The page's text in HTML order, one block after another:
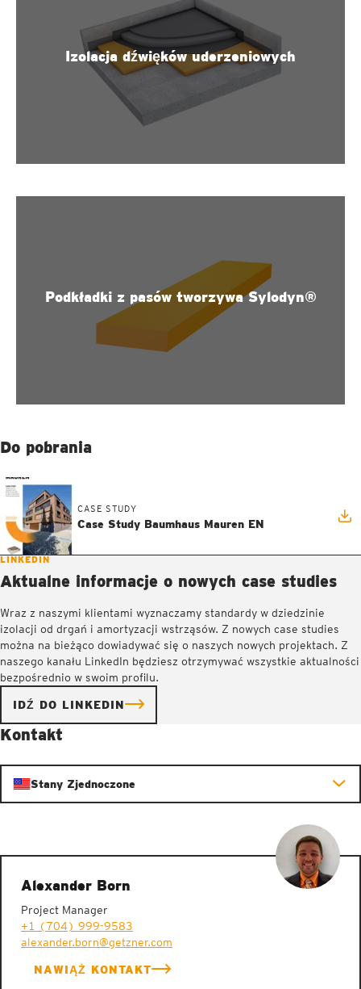
Izolacja dźwięków uderzeniowych
WIĘCEJ INFORMACJI
Podkładki z pasów tworzywa Sylodyn®
WIĘCEJ INFORMACJI
Do pobrania
CASE STUDY
Case Study Baumhaus Mauren EN
LINKEDIN
Aktualne informacje o nowych case studies
Wraz z naszymi klientami wyznaczamy standardy w dziedzinie
izolacji od drgań i amortyzacji wstrząsów. Z nowych case studies
można na bieżąco dowiadywać się o naszych nowych projektach. Z
naszego kanału LinkedIn będziesz otrzymywać wszystkie aktualności
bezpośrednio w swoim profilu.
IDŹ DO LINKEDIN
Kontakt
Stany Zjednoczone
Alexander Born
Project Manager
+1 (704) 999-9583
alexander.born@getzner.com
NAWIĄŻ KONTAKT